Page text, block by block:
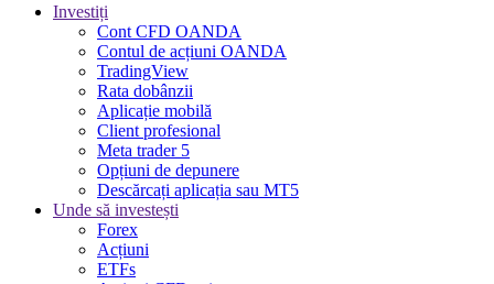
Investiți
Cont CFD OANDA
Contul de acțiuni OANDA
TradingView
Rata dobânzii
Aplicație mobilă
Client profesional
Meta trader 5
Opțiuni de depunere
Descărcați aplicația sau MT5
Unde să investești
Forex
Acțiuni
ETFs